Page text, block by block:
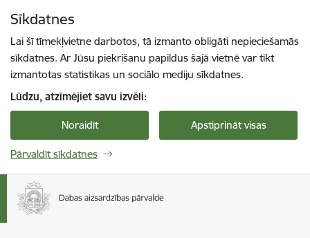
Sīkdatnes
Lai šī tīmekļvietne darbotos, tā izmanto obligāti nepieciešamās
sīkdatnes. Ar Jūsu piekrišanu papildus šajā vietnē var tikt
izmantotas statistikas un sociālo mediju sīkdatnes.
Lūdzu, atzīmējiet savu izvēli:
Noraidīt Apstiprināt visas
Pārvaldīt sīkdatnes